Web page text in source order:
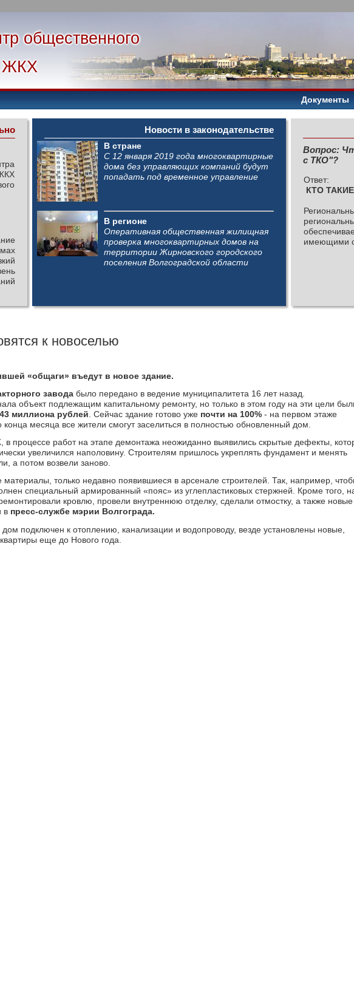
общественного
ЖКХ
Документы
Новости в законодательстве
В стране
С 12 января 2019 года многоквартирные
дома без управляющих компаний будут
попадать под временное управление
В регионе
Оперативная общественная жилищная
проверка многоквартирных домов на
территории Жирновского городского
поселения Волгоградской области
Вопрос:
с ТКО"?
Ответ:
КТО
имеющими
к новоселью
«общаги» въедут в новое здание.
завода было передано в ведение муниципалитета 16 лет назад.
объект подлежащим капитальному ремонту, но только в этом году на эти цели
43 миллиона рублей . Сейчас здание готово уже почти на 100% - на первом этаже
месяца все жители смогут заселиться в полностью обновленный дом.
, в процессе работ на этапе демонтажа неожиданно выявились скрытые дефекты,
увеличился наполовину. Строителям пришлось укреплять фундамент и менять
а потом возвели заново.
только недавно появившиеся в арсенале строителей. Так, например,
специальный армированный «пояс» из углепластиковых стержней. Кроме того,
кровлю, провели внутреннюю отделку, сделали отмостку, а также новые
в пресс-службе мэрии Волгограда.
подключен к отоплению, канализации и водопроводу, везде установлены новые,
еще до Нового года.